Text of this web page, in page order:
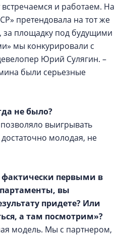
и работаем. На
претендовала на тот же
за площадку под будущими
мы конкурировали с
Юрий Сулягин. –
были серьезные
не было?
выигрывать
молодая, не
первыми в
вы
придете? Или
а там посмотрим»?
модель. Мы с партнером,